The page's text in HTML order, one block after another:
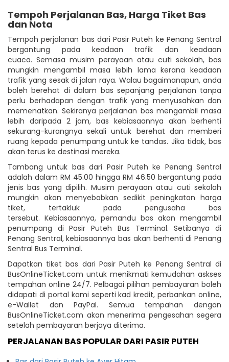
Tempoh Perjalanan Bas, Harga Tiket Bas
dan Nota
Tempoh perjalanan bas dari Pasir Puteh ke Penang Sentral
bergantung pada keadaan trafik dan keadaan
cuaca. Semasa musim perayaan atau cuti sekolah, bas
mungkin mengambil masa lebih lama kerana keadaan
trafik yang sesak di jalan raya. Walau bagaimanapun, anda
boleh berehat di dalam bas sepanjang perjalanan tanpa
perlu berhadapan dengan trafik yang menyusahkan dan
memenatkan. Sekiranya perjalanan bas mengambil masa
lebih daripada 2 jam, bas kebiasaannya akan berhenti
sekurang-kurangnya sekali untuk berehat dan memberi
ruang kepada penumpang untuk ke tandas. Jika tidak, bas
akan terus ke destinasi mereka.
Tambang untuk bas dari Pasir Puteh ke Penang Sentral
adalah dalam RM 45.00 hingga RM 46.50 bergantung pada
jenis bas yang dipilih. Musim perayaan atau cuti sekolah
mungkin akan menyebabkan sedikit peningkatan harga
tiket, tertakluk pada pengusaha bas
tersebut. Kebiasaannya, pemandu bas akan mengambil
penumpang di Pasir Puteh Bus Terminal. Setibanya di
Penang Sentral, kebiasaannya bas akan berhenti di Penang
Sentral Bus Terminal.
Dapatkan tiket bas dari Pasir Puteh ke Penang Sentral di
BusOnlineTicket.com untuk menikmati kemudahan askses
tempahan online 24/7. Pelbagai pilihan pembayaran boleh
didapati di portal kami seperti kad kredit, perbankan online,
e-Wallet dan PayPal. Semua tempahan dengan
BusOnlineTicket.com akan menerima pengesahan segera
setelah pembayaran berjaya diterima.
PERJALANAN BAS POPULAR DARI PASIR PUTEH